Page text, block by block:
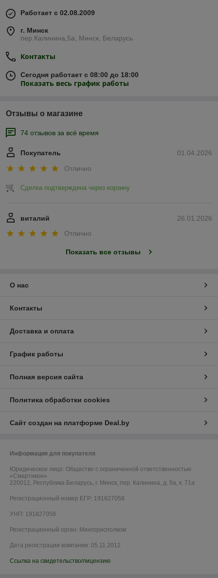
Работает с 02.08.2009
г. Минск
пер.Калинина,5а, Минск, Беларусь
Контакты
Сегодня работает с 08:00 до 18:00
Показать весь график работы
Отзывы о магазине
74 отзывов за всё время
01.04.2026
Покупатель
Отлично
Сделка подтверждена через корзину
26.01.2026
виталий
Отлично
Показать все отзывы
О нас
Контакты
Доставка и оплата
График работы
Полная версия сайта
Политика обработки cookies
Сайт создан на платформе Deal.by
Информация для покупателя
Юридическое лицо: Общество с ограниченной ответственностью
«Смартикон»
220012, Республика Беларусь, г. Минск, пер. Калинина, д. 5а, к. 71а
Регистрационный номер ЕГР: 191827058
УНП: 191827058
Регистрационный орган: Мингорисполком
Дата регистрации компании: 05.11.2012
Ссылка на свидетельство/лицензию